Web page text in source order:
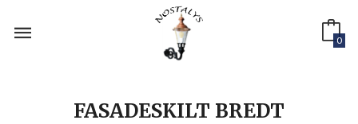
innholdet
0
FASADESKILT BREDT